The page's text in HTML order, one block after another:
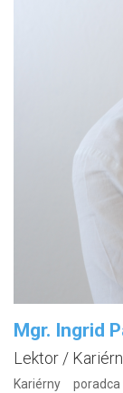
Mgr. Ingrid
Lektor /
Kariérny